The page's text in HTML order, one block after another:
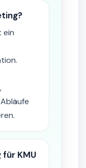
ein
für KMU